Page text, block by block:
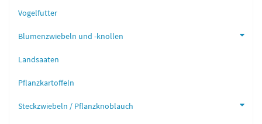
Vogelfutter
Blumenzwiebeln und -knollen
Landsaaten
Pflanzkartoffeln
Steckzwiebeln / Pflanzknoblauch